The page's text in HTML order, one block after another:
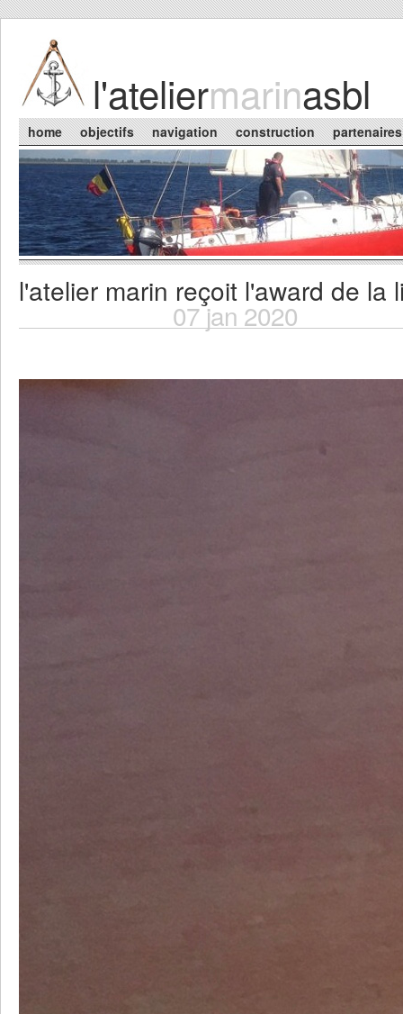
l'ateliermarinasbl
Main menu
home objectifs navigation construction partenaires
You are here
l'atelier marin reçoit l'award de la
07 jan 2020